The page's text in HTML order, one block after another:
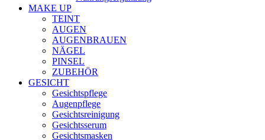
MAKE UP
TEINT
AUGEN
AUGENBRAUEN
NÄGEL
PINSEL
ZUBEHÖR
GESICHT
Gesichtspflege
Augenpflege
Gesichtsreinigung
Gesichtsserum
Gesichtsmasken